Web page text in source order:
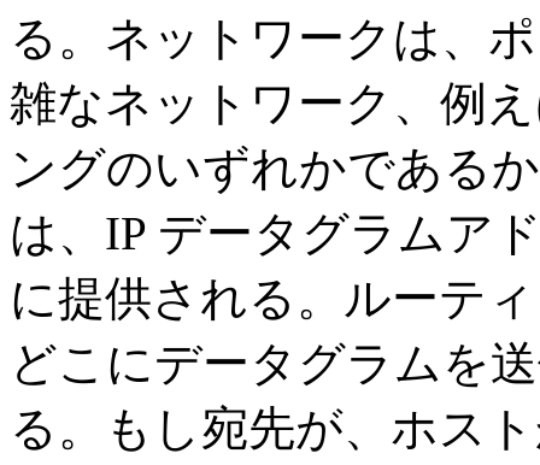
る。ネットワークは、
雑なネットワーク、例
ングのいずれかである
は、IP データグラムア
に提供される。ルーテ
どこにデータグラムを
る。もし宛先が、ホス